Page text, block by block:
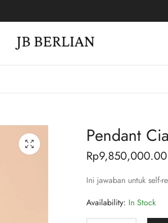
Pendant
Rp9,850,000.00
Ini jawaban untuk self-
Availability: In Stock